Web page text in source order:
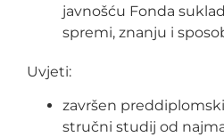
javnošću Fonda
spremi, znanju i
Uvjeti:
završen
stručni studij od